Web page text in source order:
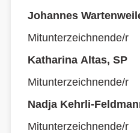
Johannes
Mitunterzeichnende/r
Katharina Altas, SP
Mitunterzeichnende/r
Nadja Kehrli-
Mitunterzeichnende/r